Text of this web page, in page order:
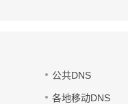
公共DNS
各地移动DNS